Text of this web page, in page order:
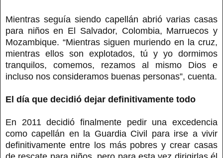
Mientras seguía siendo capellán abrió varias casas
para niños en El Salvador, Colombia, Marruecos y
Mozambique. “Mientras siguen muriendo en la cruz,
mientras ellos son explotados, tú y yo dormimos
tranquilos, comemos, rezamos al mismo Dios e
incluso nos consideramos buenas personas”, cuenta.
El día que decidió dejar definitivamente todo
En 2011 decidió finalmente pedir una excedencia
como capellán en la Guardia Civil para irse a vivir
definitivamente entre los más pobres y crear casas